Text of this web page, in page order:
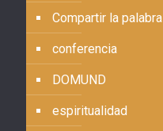
Compartir la palabra
conferencia
DOMUND
espiritualidad